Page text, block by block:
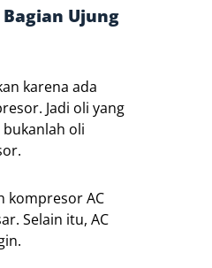
Ujung
karena ada
Jadi oli yang
oli
kompresor AC
Selain itu, AC